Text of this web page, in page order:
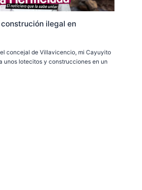
ilegal en
el concejal de Villavicencio, mi Cayuyito
unos lotecitos y construcciones en un